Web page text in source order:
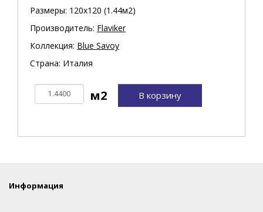
Размеры: 120х120 (1.44м2)
Производитель: Flaviker
Коллекция: Blue Savoy
Страна: Италия
В корзину
Информация